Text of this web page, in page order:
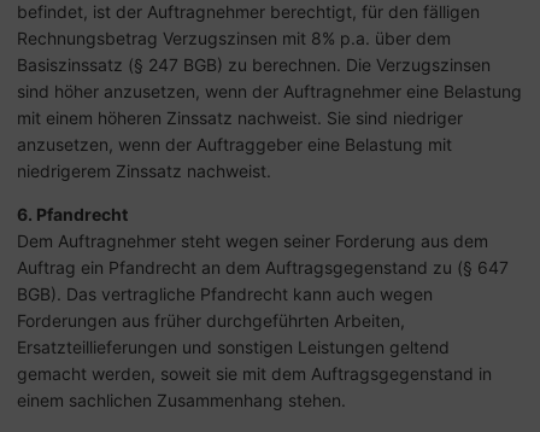
befindet, ist der Auftragnehmer berechtigt, für den fälligen
Rechnungsbetrag Verzugszinsen mit 8% p.a. über dem
Basiszinssatz (§ 247 BGB) zu berechnen. Die Verzugszinsen
sind höher anzusetzen, wenn der Auftragnehmer eine Belastung
mit einem höheren Zinssatz nachweist. Sie sind niedriger
anzusetzen, wenn der Auftraggeber eine Belastung mit
niedrigerem Zinssatz nachweist.
6. Pfandrecht
Dem Auftragnehmer steht wegen seiner Forderung aus dem
Auftrag ein Pfandrecht an dem Auftragsgegenstand zu (§ 647
BGB). Das vertragliche Pfandrecht kann auch wegen
Forderungen aus früher durchgeführten Arbeiten,
Ersatzteillieferungen und sonstigen Leistungen geltend
gemacht werden, soweit sie mit dem Auftragsgegenstand in
einem sachlichen Zusammenhang stehen.